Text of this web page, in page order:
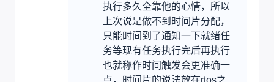
执行多久全靠他的心情，所以
上次说是做不到时间片分配，
只能时间到了通知一下就绪任
务等现有任务执行完后再执行
也就称作时间触发会更准确一
点，时间片的说法放在rtos之